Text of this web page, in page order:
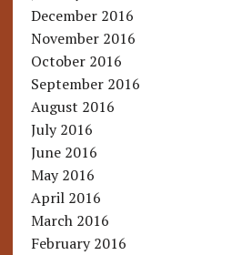
December 2016
November 2016
October 2016
September 2016
August 2016
July 2016
June 2016
May 2016
April 2016
March 2016
February 2016